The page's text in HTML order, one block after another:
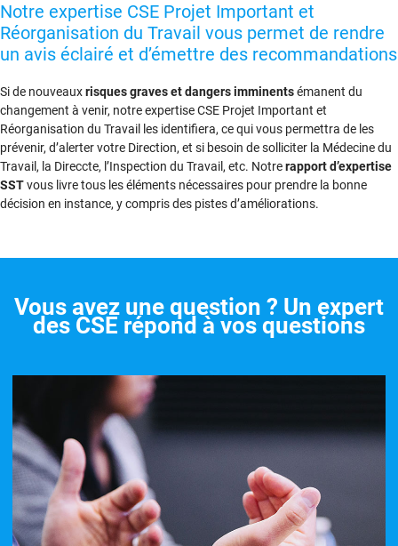
Notre expertise CSE Projet Important et
Réorganisation du Travail vous permet de rendre
un avis éclairé et d’émettre des recommandations
Si de nouveauxrisques graves et dangers imminentsémanent du
changement à venir, notre expertise CSE Projet Important et
Réorganisation du Travail les identifiera, ce qui vous permettra de les
prévenir, d’alerter votre Direction, et si besoin de solliciter la Médecine du
Travail, la Direccte, l’Inspection du Travail, etc. Notrerapport d’expertise
SSTvous livre tous les éléments nécessaires pour prendre la bonne
décision en instance, y compris des pistes d’améliorations.
Vous avez une question ? Un expert
des CSE répond à vos questions